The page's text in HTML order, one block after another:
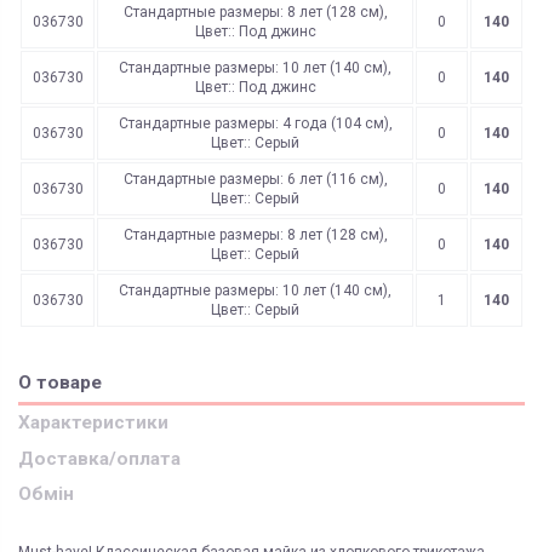
036730
Стандартные размеры: 8 лет (128 см),
Цвет:: Под джинс
0 140
036730
Стандартные размеры: 10 лет (140 см),
Цвет:: Под джинс
0 140
036730
Стандартные размеры: 4 года (104 см),
Цвет:: Серый
0 140
036730
Стандартные размеры: 6 лет (116 см),
Цвет:: Серый
0 140
036730
Стандартные размеры: 8 лет (128 см),
Цвет:: Серый
0 140
036730
Стандартные размеры: 10 лет (140 см),
Цвет:: Серый
1 140
О товаре
Характеристики
Доставка/оплата
Обмін